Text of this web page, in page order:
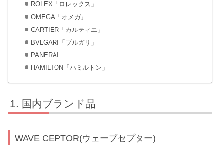
ROLEX「ロレックス」
OMEGA「オメガ」
CARTIER「カルティエ」
BVLGARI「ブルガリ」
PANERAI
HAMILTON「ハミルトン」
国内ブランド品
WAVE CEPTOR(ウェーブセプター)